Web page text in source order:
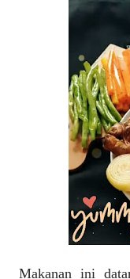
Makanan ini